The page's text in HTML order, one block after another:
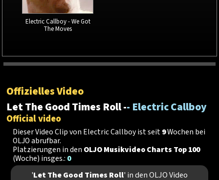
Electric Callboy - We Got
The Moves
Offizielles Video
Let The Good Times Roll -- Electric Callboy
Official video
Dieser Video Clip von Electric Callboy ist seit9Wochen bei
OLJO abrufbar.
Platzierungen in den OLJO Musikvideo Charts Top 100
(Woche) insges.: 0
'Let The Good Times Roll' in den OLJO Video